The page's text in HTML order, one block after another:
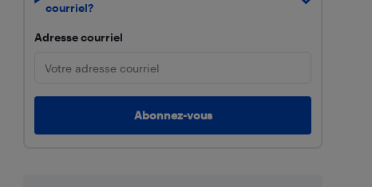
courriel?
Adresse courriel